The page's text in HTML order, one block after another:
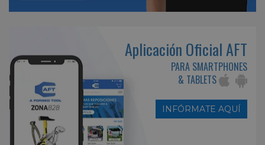
Aplicación Oficial AFT
PARA SMARTPHONES
& TABLETS
INFÓRMATE AQUÍ